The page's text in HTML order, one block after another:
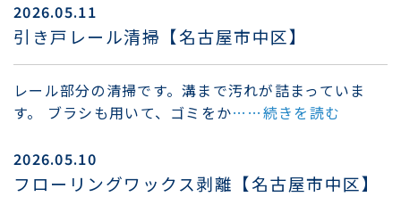
2026.05.11
引き戸レール清掃【名古屋市中区】
レール部分の清掃です。溝まで汚れが詰まっていま
す。 ブラシも用いて、ゴミをか……続きを読む
2026.05.10
フローリングワックス剥離【名古屋市中区】